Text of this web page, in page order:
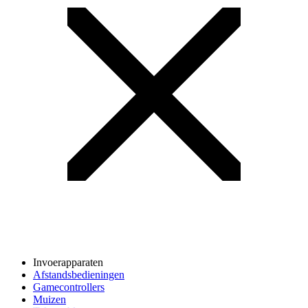
Invoerapparaten
Afstandsbedieningen
Gamecontrollers
Muizen